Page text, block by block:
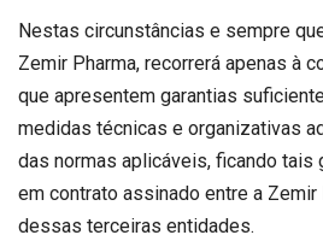
Nestas circunstâncias e sempre
Zemir Pharma, recorrerá apenas à
que apresentem garantias
medidas técnicas e organizativas
das normas aplicáveis, ficando tais
em contrato assinado entre a Zemir
dessas terceiras entidades.